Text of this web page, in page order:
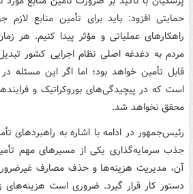
حمایتی افزود: باید برای تأمین منابع
راهکارهای عملیاتی و مؤثر پیدا کنیم. هر
مردم به دغدغه اصلی نظام اجرایی کشور
قابل تأمین خواهد بود؛ اما اگر این مسئله
است که در پیچیدگی‌های بوروکراتیک و
محقق نخواهد شد.
رئیس‌جمهور در ادامه با اشاره به راهبردهای
جذب سرمایه‌گذاری یکی از مسیرهای مهم
آن، مدیریت هزینه‌ها و حذف مصارف
دستور کار قرار گیرد. ضروری است هزینه‌های